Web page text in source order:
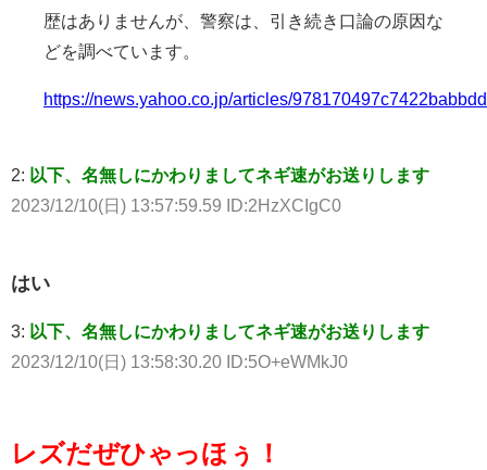
歴はありませんが、警察は、引き続き口論の原因な
どを調べています。
https://news.yahoo.co.jp/articles/
2: 以下、名無しにかわりましてネギ速がお送りします
2023/12/10(日) 13:57:59.59 ID:2HzXCIgC0
はい
3: 以下、名無しにかわりましてネギ速がお送りします
2023/12/10(日) 13:58:30.20 ID:5O+eWMkJ0
レズだぜひゃっほぅ！